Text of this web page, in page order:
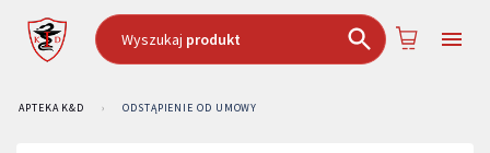
Wyszukaj produkt
APTEKA K&D › ODSTĄPIENIE OD UMOWY